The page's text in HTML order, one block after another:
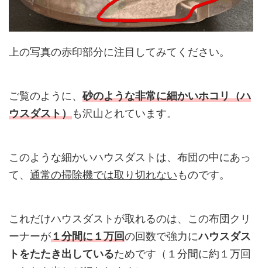
上の写真の赤印部分に注目してみてください。
ご覧のように、砂のような非常に細かいホコリ（ハ
ウスダスト）も沢山とれています。
このような細かいハウスダストは、布団の中にあっ
て、 通常の掃除機では取り切れないものです。
これだけハウスダストが取れるのは、この布団クリ
ーナーが１分間に１万回の回数で強力にハウスダス
トをたたき出しているためです（１分間に約１万回